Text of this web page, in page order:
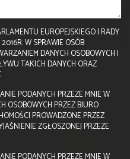
EUROPEJSKIEGO I RADY
W SPRAWIE OSÓB
DANYCH OSOBOWYCH I
TAKICH DANYCH ORAZ
PODANYCH PRZEZE MNIE W
OSOBOWYCH PRZEZ BIURO
PROWADZONE PRZEZ
ZGŁOSZONEJ PRZEZE